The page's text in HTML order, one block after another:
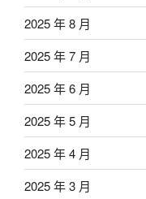
2025 年 8 月
2025 年 7 月
2025 年 6 月
2025 年 5 月
2025 年 4 月
2025 年 3 月